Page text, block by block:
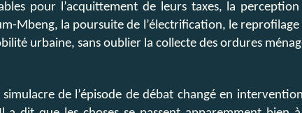
pour l’acquittement de leurs taxes, la
Mbeng, la poursuite de l’électrification, le reprofilage
urbaine, sans oublier la collecte des ordures
de l’épisode de débat changé en